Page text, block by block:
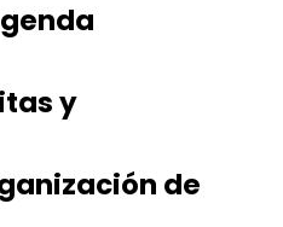
y
de